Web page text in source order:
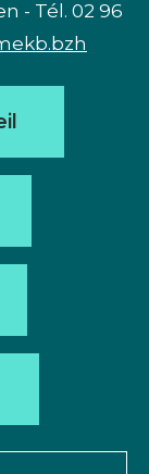
- Tél. 02 96